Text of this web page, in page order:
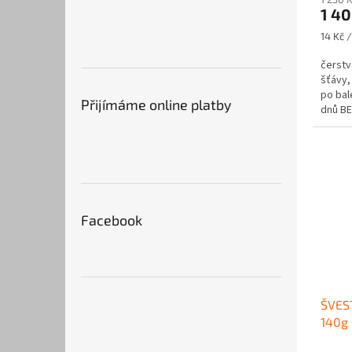
Přijímáme online platby
Facebook
je
3,1
5
1
Měrná
14 Kč
šťávy,
po
dnů
140g